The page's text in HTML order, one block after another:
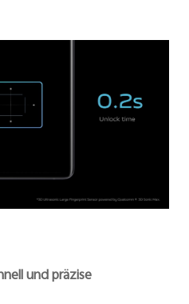
und präzise